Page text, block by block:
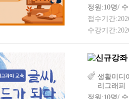
정원:10명/
접수기간
수강기간
생활미디
리그래피
정원:10명/